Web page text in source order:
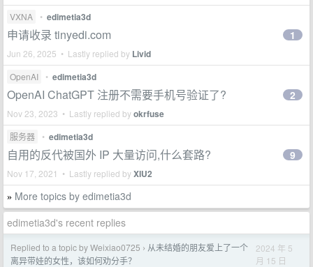
VXNA • edimetia3d
申请收录 tinyedi.com
Jun 26, 2025 • Lastly replied by Livid
1
OpenAI • edimetia3d
OpenAI ChatGPT 注册不需要手机号验证了?
Nov 23, 2023 • Lastly replied byokrfuse
2
服务器 • edimetia3d
自用的反代被国外 IP 大量访问,什么套路?
Nov 17, 2021 • Lastly replied byXIU2
9
» More topics by edimetia3d
edimetia3d's recent replies
Replied to a topic by Weixiao0725 › 从未结婚的朋友爱上了一个
离异带娃的女性，该如何劝分手？
2024 年 5
月 15 日